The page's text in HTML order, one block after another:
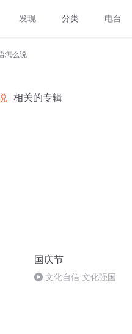
发现 分类 电台
怎么说
相关的专辑
国庆节
文化自信 文化强国